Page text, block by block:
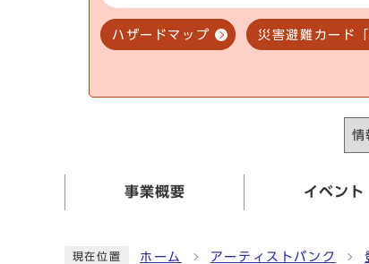
ハザードマップ 災害避難カード
情
事業概要 イベント
現在位置 ホーム アーティストバンク